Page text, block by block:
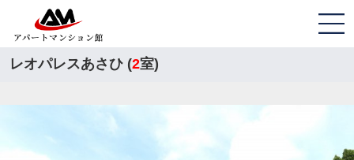
レオパレスあさひ (2室)